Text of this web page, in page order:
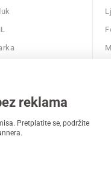
reklama
Pretplatite se, podržite